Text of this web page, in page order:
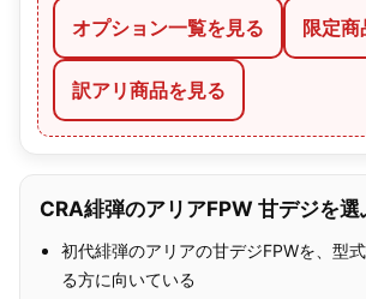
オプション一覧を見る 限定商
訳アリ商品を見る
CRA緋弾のアリアFPW 甘デジを選
初代緋弾のアリアの甘デジFPWを、型
る方に向いている